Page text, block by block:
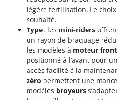
Vêtements de Sécurité
Vibroculteurs à tracteur
M.A.I.BO.
Macom
Macte Ovens
Makita
MAMMAMIA
légère fertilisation. Le
souhaité.
Type: les mini-riders
un rayon de braquage
les modèles à moteur
positionné à l’avant pour
accès facilité à la
zéro permettent une
modèles broyeurs